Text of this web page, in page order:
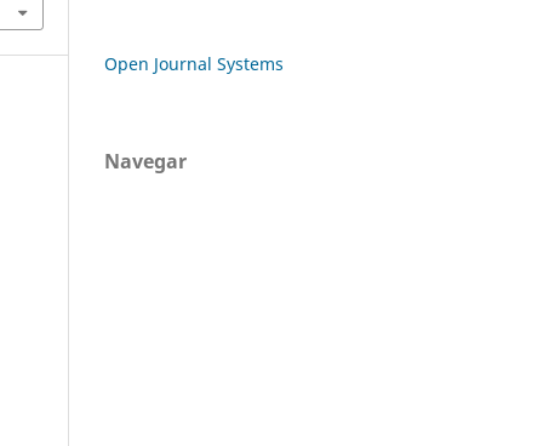
Open Journal Systems
Navegar